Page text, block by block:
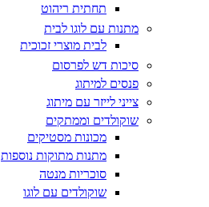
תחתית ריהוט
מתנות עם לוגו לבית
לבית מוצרי זכוכית
סיכות דש לפרסום
פנסים למיתוג
צייני לייזר עם מיתוג
שוקולדים וממתקים
מכונות מסטיקים
מתנות מתוקות נוספות
סוכריות מנטה
שוקולדים עם לוגו